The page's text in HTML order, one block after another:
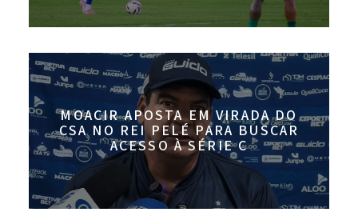
MOACIR APOSTA EM VIRADA DO
CSA NO REI PELÉ PARA BUSCAR
ACESSO À SÉRIE C